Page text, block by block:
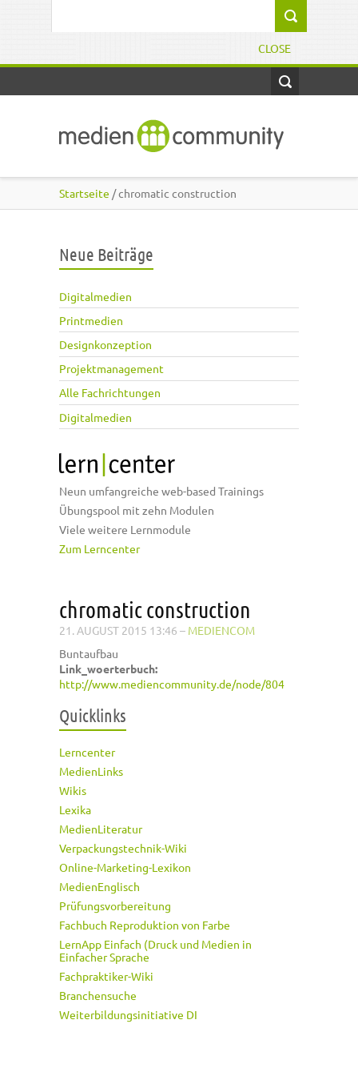
CLOSE
Startseite / chromatic construction
Neue Beiträge
Digitalmedien
Printmedien
Designkonzeption
Projektmanagement
Alle Fachrichtungen
Digitalmedien
Neun umfangreiche web-based Trainings
Übungspool mit zehn Modulen
Viele weitere Lernmodule
Zum Lerncenter
chromatic construction
21. AUGUST 2015 13:46 – MEDIENCOM
Buntaufbau
Link_woerterbuch:
http://www.mediencommunity.de/node/804
Quicklinks
Lerncenter
MedienLinks
Wikis
Lexika
MedienLiteratur
Verpackungstechnik-Wiki
Online-Marketing-Lexikon
MedienEnglisch
Prüfungsvorbereitung
Fachbuch Reproduktion von Farbe
LernApp Einfach (Druck und Medien in
Einfacher Sprache
Fachpraktiker-Wiki
Branchensuche
Weiterbildungsinitiative DI